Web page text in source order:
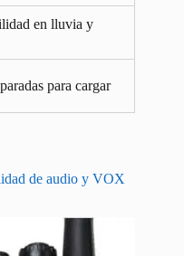
en lluvia y
para cargar
de audio y VOX